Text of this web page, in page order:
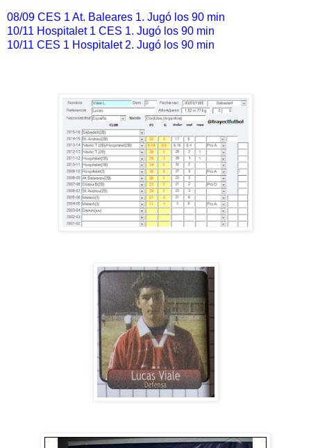
08/09 CES 1 At. Baleares 1. Jugó los 90 min
10/11 Hospitalet 1 CES 1. Jugó los 90 min
10/11 CES 1 Hospitalet 2. Jugó los 90 min